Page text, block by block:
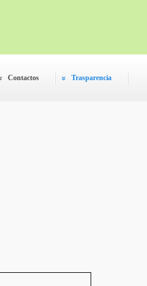
Contactos Trasparencia